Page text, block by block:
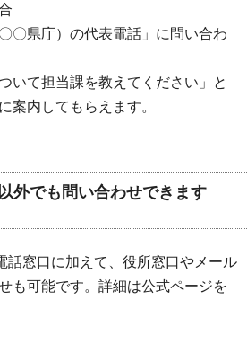
〇県庁）の代表電話」に問い合わ
いて担当課を教えてください」と
案内してもらえます。
外でも問い合わせできます
話窓口に加えて、役所窓口やメール
も可能です。詳細は公式ページを